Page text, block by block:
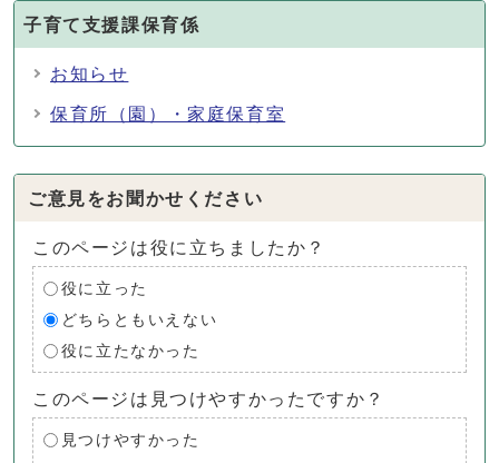
子育て支援課保育係
お知らせ
保育所（園）・家庭保育室
ご意見をお聞かせください
このページは役に立ちましたか？
役に立った
どちらともいえない
役に立たなかった
このページは見つけやすかったですか？
見つけやすかった